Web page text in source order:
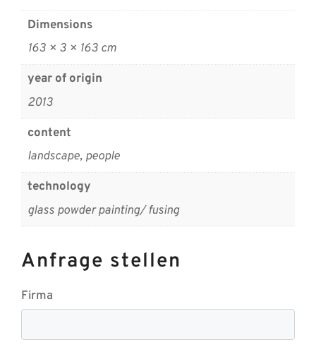
Dimensions
163 × 3 × 163 cm
year of origin
2013
content
landscape, people
technology
glass powder painting/ fusing
Anfrage stellen
Firma